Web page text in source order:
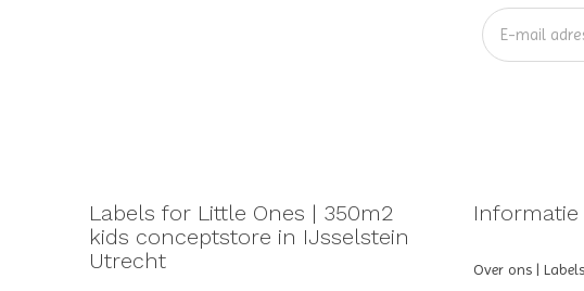
Labels for Little Ones | 350m2
kids conceptstore in IJsselstein
Utrecht
Informatie
Over ons |